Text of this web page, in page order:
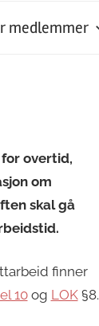
medlemmer
overtid,
om
skal gå
finner
10og LOK§8.